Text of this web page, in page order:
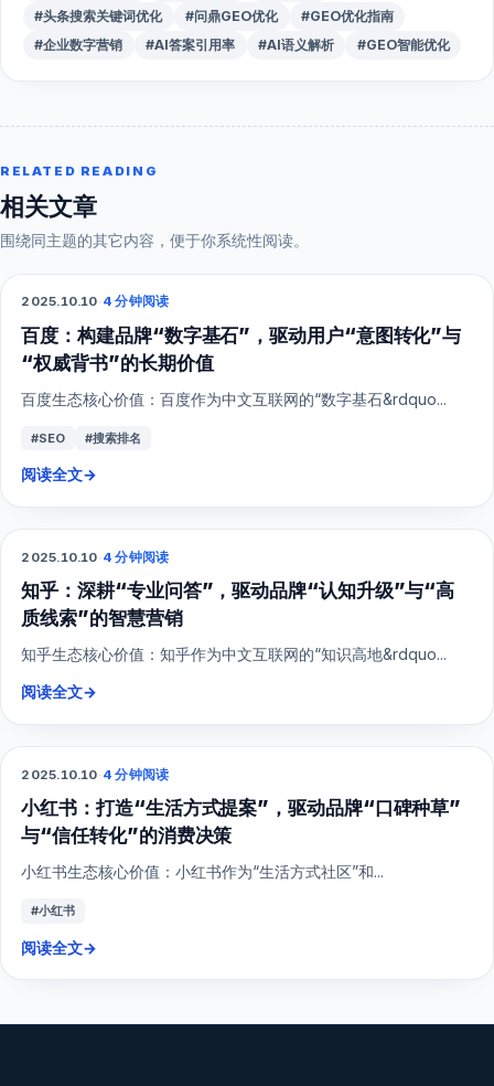
#头条搜索关键词优化
#问鼎GEO优化
#GEO优化指南
#企业数字营销
#AI答案引用率 #AI语义解析 #GEO智能优化
RELATED READING
相关文章
围绕同主题的其它内容，便于你系统性阅读。
SEO
2025.10.10·4 分钟阅读
百度：构建品牌“数字基石”，驱动用户“意图转化”与
“权威背书”的长期价值
百度生态核心价值：百度作为中文互联网的“数字基石&rdquo...
#SEO #搜索排名
阅读全文→
SEO
2025.10.10·4 分钟阅读
知乎：深耕“专业问答”，驱动品牌“认知升级”与“高
质线索”的智慧营销
知乎生态核心价值：知乎作为中文互联网的“知识高地&rdquo...
阅读全文→
小红书
2025.10.10·4 分钟阅读
小红书：打造“生活方式提案”，驱动品牌“口碑种草”
与“信任转化”的消费决策
小红书生态核心价值：小红书作为“生活方式社区”和...
#小红书
阅读全文→